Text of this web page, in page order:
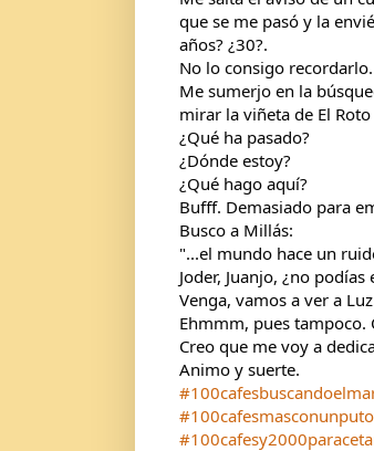
que se me pasó y la
años? ¿30?.
No lo consigo recordarlo.
Me sumerjo en la
mirar la viñeta de El
¿Qué ha pasado?
¿Dónde estoy?
¿Qué hago aquí?
Bufff. Demasiado para
Busco a Millás:
"...el mundo hace un
Joder, Juanjo, ¿no
Venga, vamos a ver a
Ehmmm, pues tampoco.
Creo que me voy a
Animo y suerte.